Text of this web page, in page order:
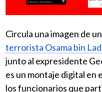
Circula una imagen de
terrorista Osama bin
junto al expresidente
es un montaje digital en
los funcionarios que